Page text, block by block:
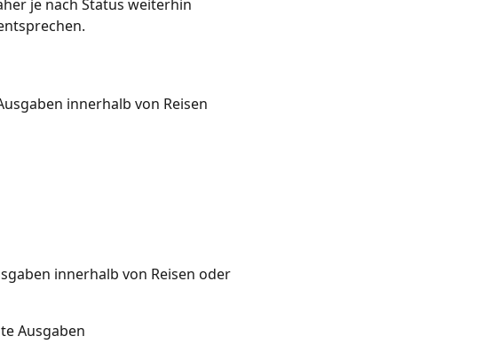
je nach Status weiterhin
innerhalb von Reisen
innerhalb von Reisen oder
Ausgaben